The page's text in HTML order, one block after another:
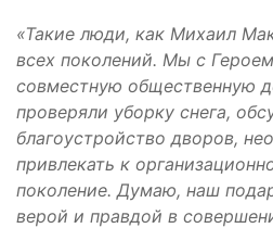
«Такие люди, как Михаил
всех поколений. Мы с
совместную общественную
проверяли уборку снега,
благоустройство дворов,
привлекать к
поколение. Думаю, наш
верой и правдой в